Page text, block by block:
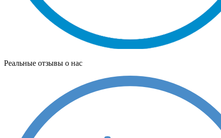
Реальные отзывы о нас